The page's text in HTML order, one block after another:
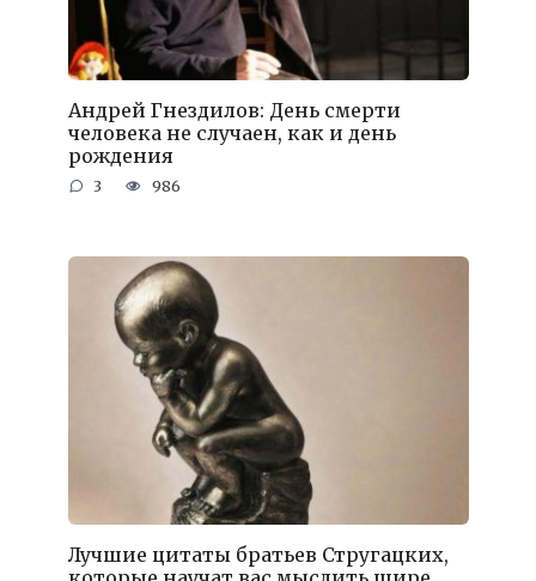
Андрей Гнездилов: День смерти
человека не случаен, как и день
рождения
3 986
Лучшие цитаты братьев Стругацких,